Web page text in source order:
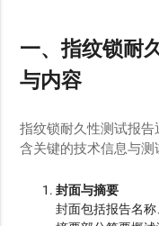
一、指纹锁耐
与内容
指纹锁耐久性测试报
含关键的技术信息与测
封面与摘要
封面包括报告名